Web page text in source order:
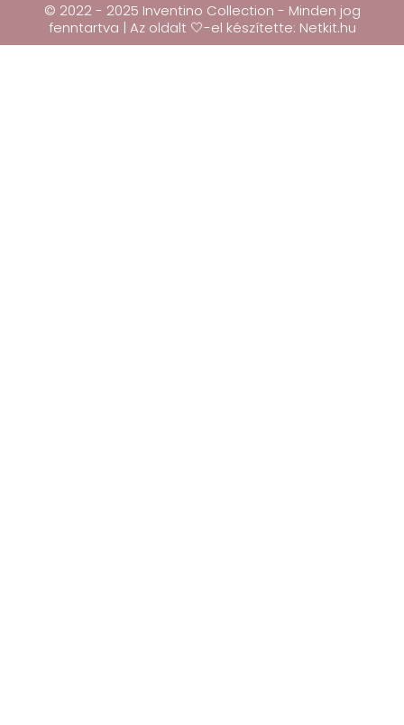
© 2022 - 2025 Inventino Collection - Minden jog
fenntartva | Az oldalt 🤍-el készítette: Netkit.hu